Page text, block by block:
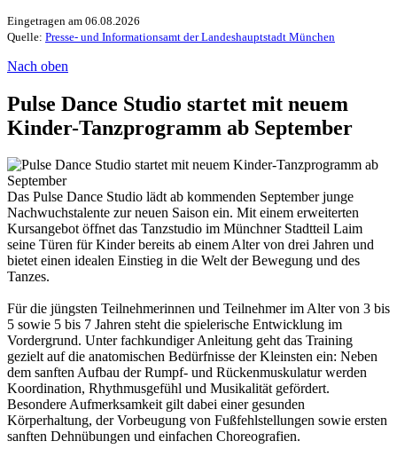
Eingetragen am 06.08.2026
Quelle: Presse- und Informationsamt der Landeshauptstadt München
Nach oben
Pulse Dance Studio startet mit neuem
Kinder-Tanzprogramm ab September
Das Pulse Dance Studio lädt ab kommenden September junge
Nachwuchstalente zur neuen Saison ein. Mit einem erweiterten
Kursangebot öffnet das Tanzstudio im Münchner Stadtteil Laim
seine Türen für Kinder bereits ab einem Alter von drei Jahren und
bietet einen idealen Einstieg in die Welt der Bewegung und des
Tanzes.
Für die jüngsten Teilnehmerinnen und Teilnehmer im Alter von 3 bis
5 sowie 5 bis 7 Jahren steht die spielerische Entwicklung im
Vordergrund. Unter fachkundiger Anleitung geht das Training
gezielt auf die anatomischen Bedürfnisse der Kleinsten ein: Neben
dem sanften Aufbau der Rumpf- und Rückenmuskulatur werden
Koordination, Rhythmusgefühl und Musikalität gefördert.
Besondere Aufmerksamkeit gilt dabei einer gesunden
Körperhaltung, der Vorbeugung von Fußfehlstellungen sowie ersten
sanften Dehnübungen und einfachen Choreografien.